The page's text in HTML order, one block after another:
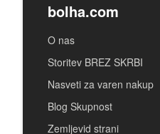
bolha.com
O nas
Storitev BREZ SKRBI
Nasveti za varen nakup
Blog Skupnost
Zemljevid strani